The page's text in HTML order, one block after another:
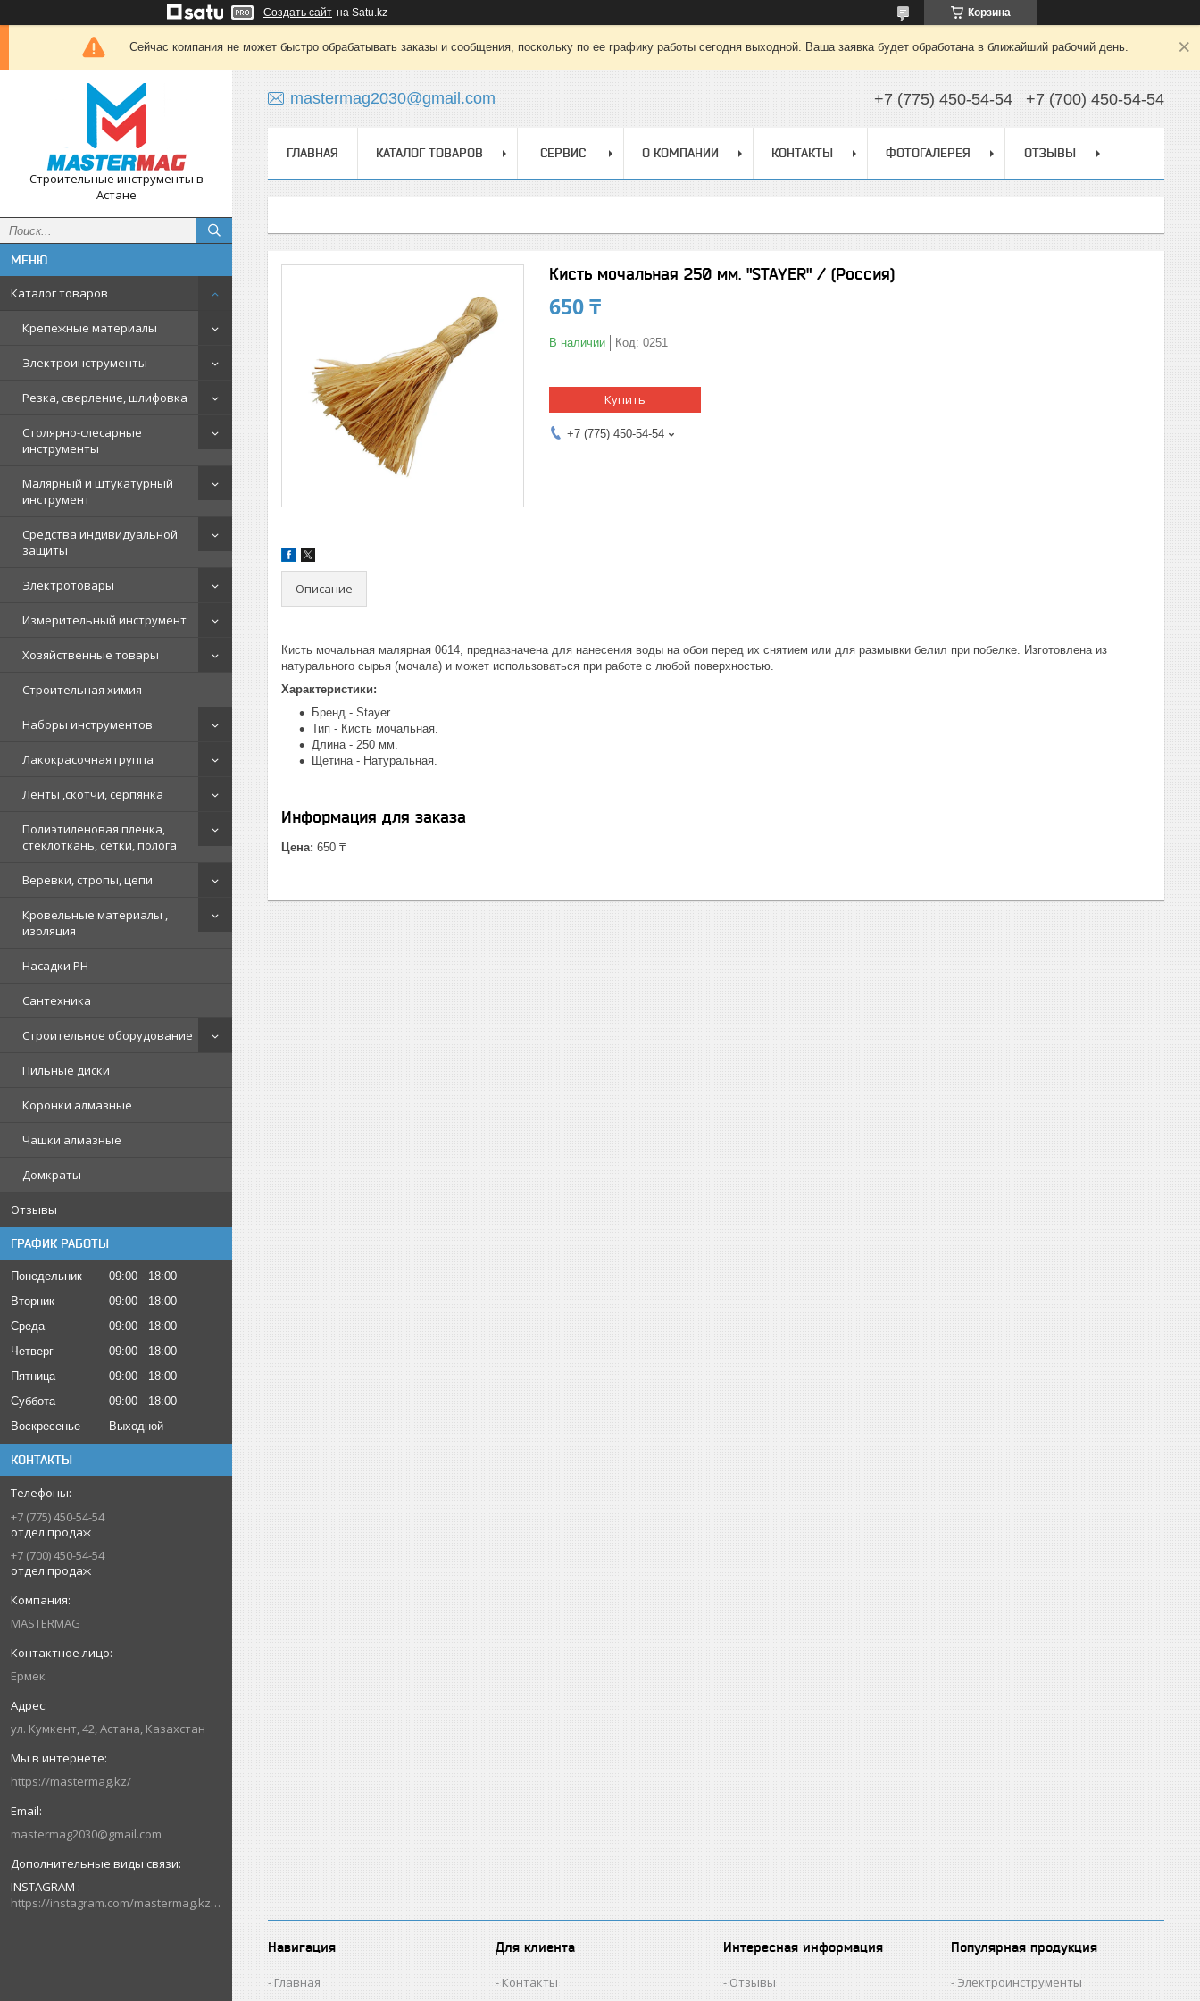
Создать сайт на Satu.kz Корзина
Сейчас компания не может быстро обрабатывать заказы и сообщения, поскольку по ее графику работы сегодня выходной. Ваша заявка будет обработана в ближайший рабочий день.
Строительные инструменты в
Астане
Каталог товаров
Крепежные материалы
Электроинструменты
Резка, сверление, шлифовка
Столярно-слесарные
инструменты
Малярный и штукатурный
инструмент
Средства индивидуальной
защиты
Электротовары
Измерительный инструмент
Хозяйственные товары
Строительная химия
Наборы инструментов
Лакокрасочная группа
Ленты ,скотчи, серпянка
Полиэтиленовая пленка,
стеклоткань, сетки, полога
Веревки, стропы, цепи
Кровельные материалы ,
изоляция
Насадки PH
Сантехника
Строительное оборудование
Пильные диски
Коронки алмазные
Чашки алмазные
Домкраты
Отзывы
ГРАФИК РАБОТЫ
Понедельник 09:00
18:00
Вторник
09:00
18:00
Среда
09:00
18:00
Четверг
09:00
18:00
Пятница
09:00
18:00
Суббота
09:00
18:00
Воскресенье
Выходной
КОНТАКТЫ
+7 (775) 450-54-54
отдел продаж
+7 (700) 450-54-54
отдел продаж
MASTERMAG
Ермек
ул. Кумкент, 42, Астана, Казахстан
https://mastermag.kz/
mastermag2030@gmail.com
INSTAGRAM
https://instagram.com/mastermag.kz?igshid=NDk5N2NlZjQ=
mastermag2030@gmail.com +7 (775) 450-54-54 +7 (700) 450-54-54
ГЛАВНАЯ КАТАЛОГ ТОВАРОВ СЕРВИС О КОМПАНИИ КОНТАКТЫ ФОТОГАЛЕРЕЯ ОТЗЫВЫ
Кисть мочальная 250 мм. "STAYER" / (Россия)
650 ₸
В наличии Код: 0251
Купить
+7 (775) 450-54-54
Описание
Кисть мочальная малярная 0614, предназначена для нанесения воды на обои перед их снятием или для размывки белил при побелке. Изготовлена из
натурального сырья (мочала) и может использоваться при работе с любой поверхностью.
Характеристики:
Бренд - Stayer.
Тип - Кисть мочальная.
Длина - 250 мм.
Щетина - Натуральная.
Информация для заказа
Цена: 650 ₸
Навигация
Главная
Для клиента
Контакты
Интересная информация
Отзывы
Популярная продукция
Электроинструменты